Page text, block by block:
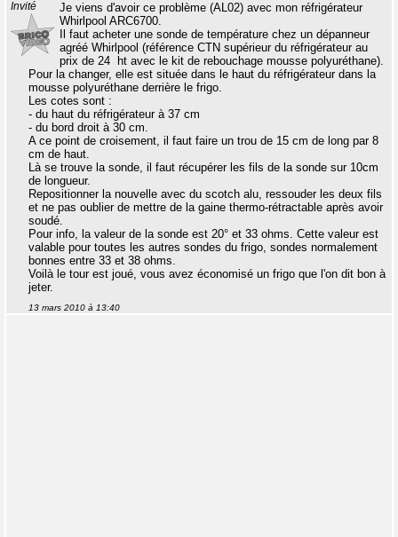
Invité
Je viens d'avoir ce problème (AL02) avec mon réfrigérateur
Whirlpool ARC6700.
Il faut acheter une sonde de température chez un dépanneur
agréé Whirlpool (référence CTN supérieur du réfrigérateur au
prix de 24  ht avec le kit de rebouchage mousse polyuréthane).
Pour la changer, elle est située dans le haut du réfrigérateur dans la
mousse polyuréthane derrière le frigo.
Les cotes sont :
- du haut du réfrigérateur à 37 cm
- du bord droit à 30 cm.
A ce point de croisement, il faut faire un trou de 15 cm de long par 8
cm de haut.
Là se trouve la sonde, il faut récupérer les fils de la sonde sur 10cm
de longueur.
Repositionner la nouvelle avec du scotch alu, ressouder les deux fils
et ne pas oublier de mettre de la gaine thermo-rétractable après avoir
soudé.
Pour info, la valeur de la sonde est 20° et 33 ohms. Cette valeur est
valable pour toutes les autres sondes du frigo, sondes normalement
bonnes entre 33 et 38 ohms.
Voilà le tour est joué, vous avez économisé un frigo que l'on dit bon à
jeter.
13 mars 2010 à 13:40